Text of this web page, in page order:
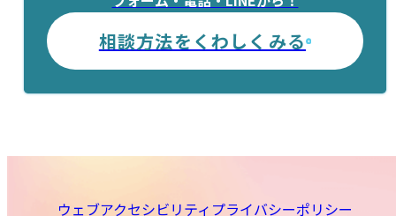
相談方法をくわしくみる
ウェブアクセシビリティ プライバシーポリシー